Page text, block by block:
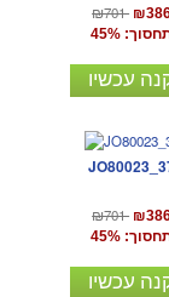
₪701
45%
עכשיו
₪701
45%
עכשיו